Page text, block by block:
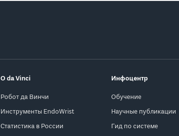
О da Vinci
Робот да Винчи
Инструменты EndoWrist
Статистика в России
Инфоцентр
Обучение
Научные публикации
Гид по системе